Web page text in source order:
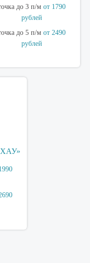
до 3 п/м от 1790
рублей
до 5 п/м от 2490
рублей